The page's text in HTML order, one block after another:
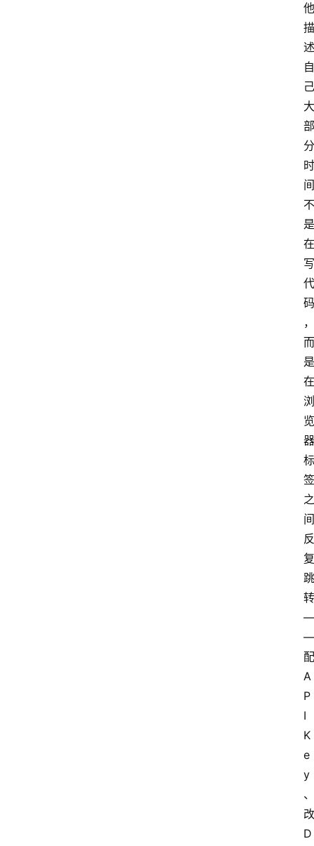
他
描
述
自
己
大
部
分
时
间
不
是
在
写
代
码
，
而
是
在
浏
览
器
标
签
之
间
反
复
跳
转
—
—
配
A
P
I
K
e
y
、
改
D